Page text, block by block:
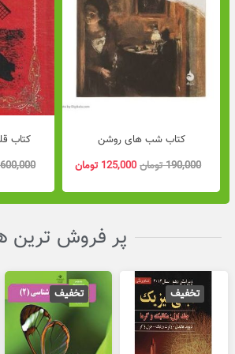
کتاب شب های روشن
190,000 تومان
اصلی
190,000 تومان
بود.
125,000 تومان
125,000 تومان
کتاب
600,000
پر فروش ترین
تخفیف تخفیف